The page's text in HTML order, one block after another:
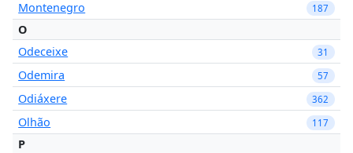
Montenegro 187
O
Odeceixe
31
Odemira 57
Odiáxere 362
Olhão 117
P